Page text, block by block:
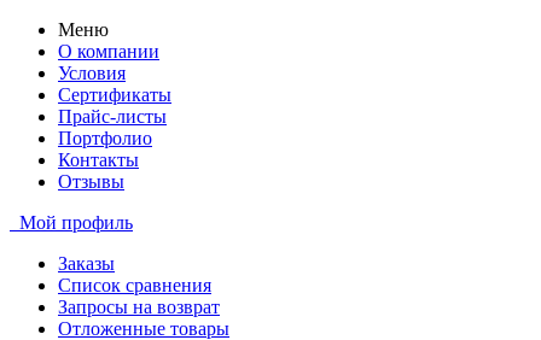
Меню
О компании
Условия
Сертификаты
Прайс-листы
Портфолио
Контакты
Отзывы
Мой профиль
Заказы
Список сравнения
Запросы на возврат
Отложенные товары